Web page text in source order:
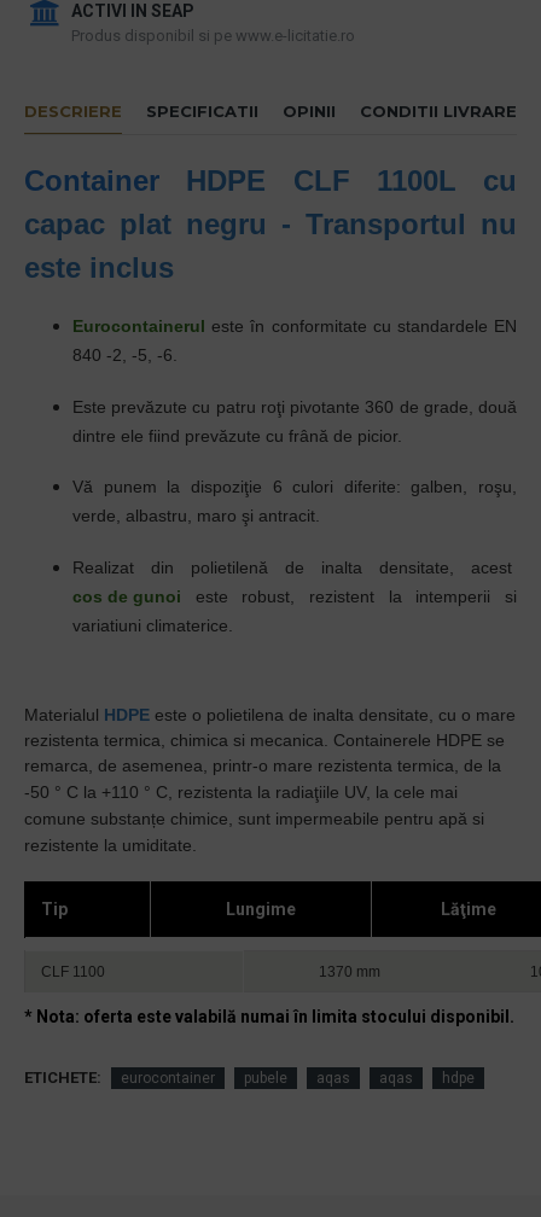
ACTIVI IN SEAP
Produs disponibil si pe www.e-licitatie.ro
DESCRIERE SPECIFICATII OPINII CONDITII LIVRARE
Container HDPE CLF 1100L cu
capac plat negru - Transportul nu
este inclus
Eurocontainerul este în conformitate cu standardele EN
840 -2, -5, -6.
Este prevăzute cu patru roţi pivotante 360 de grade, două
dintre ele fiind prevăzute cu frână de picior.
Vă punem la dispoziţie 6 culori diferite: galben, roşu,
verde, albastru, maro şi antracit.
Realizat din polietilenă de inalta densitate, acest
cos de gunoi este robust, rezistent la intemperii si
variatiuni climaterice.
Materialul HDPE este o polietilena de inalta densitate, cu o mare
rezistenta termica, chimica si mecanica. Containerele HDPE se
remarca, de asemenea, printr-o mare rezistenta termica, de la
-50 ° C la +110 ° C, rezistenta la radiaţiile UV, la cele mai
comune substanțe chimice, sunt impermeabile pentru apă si
rezistente la umiditate.
Tip Lungime Lăţime
CLF 1100 1370 mm
* Nota: oferta este valabilă numai în limita stocului disponibil.
ETICHETE: eurocontainer pubele aqas aqas hdpe